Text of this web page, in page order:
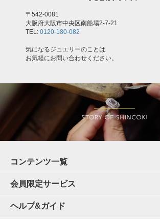
〒542-0081
大阪府大阪市中央区南船場2-7-21
TEL: 0120-180-082
気になるジュエリーのことは
お気軽にお問い合わせください。
コンテンツ一覧
会員限定サービス
ヘルプ&ガイド